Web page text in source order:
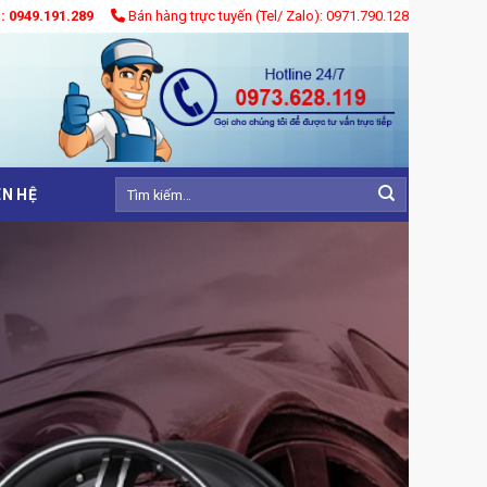
Bán hàng trực tuyến (Tel/ Zalo): 0971.790.128
HỆ
Tìm